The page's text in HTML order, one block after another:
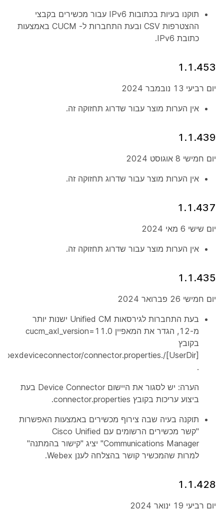
תוקנו בעיות בכתובות IPv6 עבור מכשירים בקבצי
ההצטרפות CSV ובעת התחברות ל- CUCM באמצעות
כתובת IPv6.
1.1.453
יום רביעי 13 נובמבר 2024
אין הערות מוצר עבור שדרוג תחזוקה זה.
1.1.439
יום חמישי 8 אוגוסט 2024
אין הערות מוצר עבור שדרוג תחזוקה זה.
1.1.437
יום שישי 6 מאי 2024
אין הערות מוצר עבור שדרוג תחזוקה זה.
1.1.435
יום חמישי 26 פברואר 2024
בעת התחברות לגירסאות Unified CM ישנות יותר
מ-12, הגדר את המאפיין
cucm_axl_version=11.0
בקובץ
[UserDir]/.webexdeviceconnector/connector.properties
.
הערה: יש לסגור את היישום Device Connector בעת
ביצוע עריכות בקובץ connector.properties.
תוקנה בעיה שבה צירוף מכשירים באמצעות האפשרות
"קשר מכשירים הרשומים עם Cisco Unified
Communications Manager" יציג "קישור בהמתנה"
למרות שהמכשיר קושר בהצלחה לענן Webex.
1.1.428
יום רביעי 19 ינואר 2024